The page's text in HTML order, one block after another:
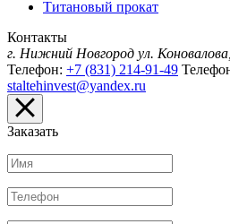
Титановый прокат
Контакты
г. Нижний Новгород ул.
Телефон: +7 (831) 214-91-49
staltehinvest@yandex.ru
Заказать